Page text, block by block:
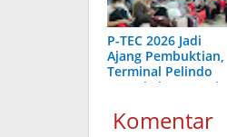
P-TEC 2026 Jadi
Ajang Pembuktian,
Terminal Pelindo
Dumai Siap Bersaing
Komentar